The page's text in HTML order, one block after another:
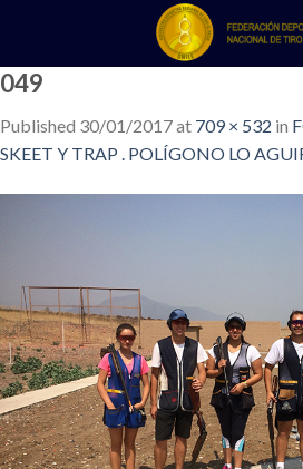
content
049
Published 30/01/2017at 709 × 532 in
SKEET Y TRAP . POLÍGONO LO